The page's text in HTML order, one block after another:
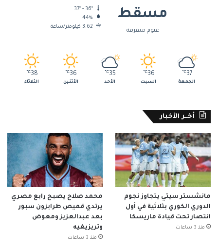
مسقط
غيوم متفرقة
44%
3.62 كيلومتر/ساعة
37
℃
الجمعة
36
℃
السبت
35
℃
الأحد
36
℃
الأثنين
38
℃
الثلاثاء
أخــر الأخبار
مانشستر سيتي يتجاوز نجوم
الدوري الكوري بثلاثية في أول
انتصار تحت قيادة ماريسكا
منذ 3 ساعات
محمد صلاح يصبح رابع مصري
يرتدي قميص طرابزون سبور
بعد عبدالعزيز ومعوض
وتريزيغيه
منذ 3 ساعات